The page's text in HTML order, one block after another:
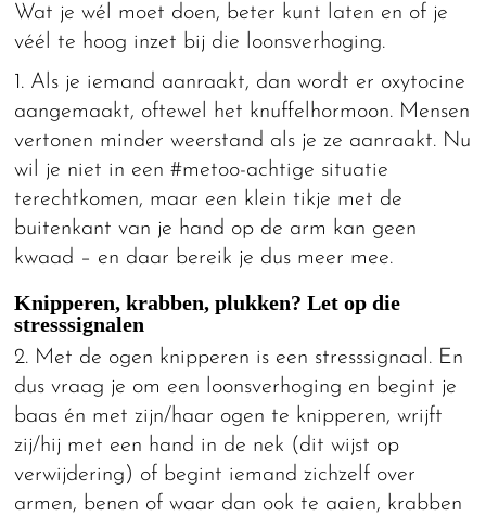
Wat je wél moet doen, beter kunt laten en of je
véél te hoog inzet bij die loonsverhoging.
1. Als je iemand aanraakt, dan wordt er oxytocine
aangemaakt, oftewel het knuffelhormoon. Mensen
vertonen minder weerstand als je ze aanraakt. Nu
wil je niet in een #metoo-achtige situatie
terechtkomen, maar een klein tikje met de
buitenkant van je hand op de arm kan geen
kwaad – en daar bereik je dus meer mee.
Knipperen, krabben, plukken? Let op die
stresssignalen
2. Met de ogen knipperen is een stresssignaal. En
dus vraag je om een loonsverhoging en begint je
baas én met zijn/haar ogen te knipperen, wrijft
zij/hij met een hand in de nek (dit wijst op
verwijdering) of begint iemand zichzelf over
armen, benen of waar dan ook te aaien, krabben